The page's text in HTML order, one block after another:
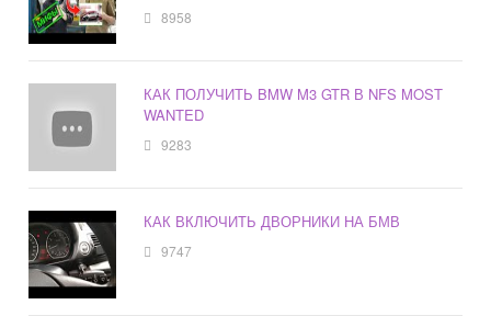
8958
КАК ПОЛУЧИТЬ BMW M3 GTR В NFS MOST
WANTED
9283
КАК ВКЛЮЧИТЬ ДВОРНИКИ НА БМВ
9747